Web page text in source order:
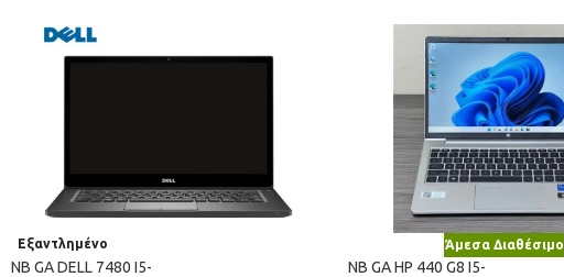
Εξαντλημένο
NB GA DELL 7480 I5-
Άμεσα Διαθέσιμο
NB GA HP 440 G8 I5-